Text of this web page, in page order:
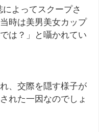
よってスクープさ
時は美男美女カップ
は？」と囁かれてい
、交際を隠す様子が
れた一因なのでしょ